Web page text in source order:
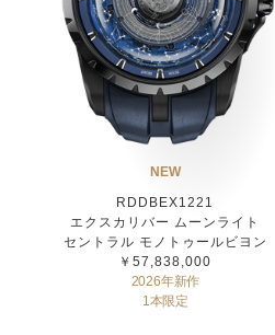
NEW
RDDBEX1221
エクスカリバー ムーンライト
セントラル モノトゥールビヨン
￥57,838,000
2026年新作
1本限定